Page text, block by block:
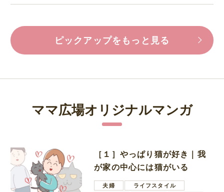
ピックアップをもっと見る
ママ広場オリジナルマンガ
［１］やっぱり猫が好き｜我
が家の中心には猫がいる
夫婦
ライフスタイル